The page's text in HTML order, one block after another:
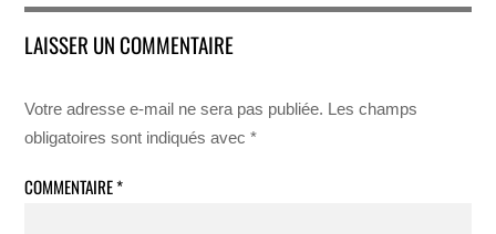
LAISSER UN COMMENTAIRE
Votre adresse e-mail ne sera pas publiée. Les champs
obligatoires sont indiqués avec*
COMMENTAIRE*